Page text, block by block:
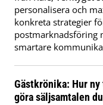
personalisera och
konkreta strategier
postmarknadsföring
smartare
Gästkrönika: Hur
göra säljsamtalen